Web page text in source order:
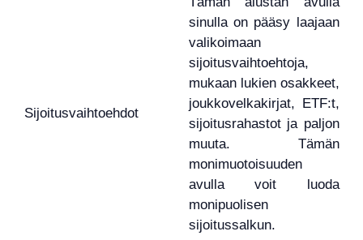
Sijoitusvaihtoehdot
sinulla on pääsy laajaan
valikoimaan
sijoitusvaihtoehtoja,
mukaan lukien osakkeet,
joukkovelkakirjat, ETF:t,
sijoitusrahastot ja paljon
muuta. Tämän
monimuotoisuuden
avulla voit luoda
monipuolisen
sijoitussalkun.